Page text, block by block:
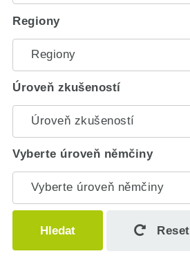
Regiony
Úroveň zkušeností
Vyberte úroveň němčiny
Hledat Reset